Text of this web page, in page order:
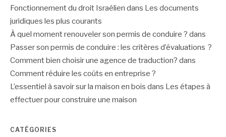
Fonctionnement du droit Israélien dans Les documents
juridiques les plus courants
À quel moment renouveler son permis de conduire ? dans
Passer son permis de conduire : les critères d’évaluations ?
Comment bien choisir une agence de traduction? dans
Comment réduire les coûts en entreprise ?
L’essentiel à savoir sur la maison en bois dans Les étapes à
effectuer pour construire une maison
CATÉGORIES